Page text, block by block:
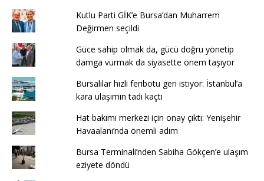
Kutlu Parti GİK’e Bursa’dan Muharrem
Değirmen seçildi
Güce sahip olmak da, gücü doğru yönetip
damga vurmak da siyasette önem taşıyor
Bursalılar hızlı feribotu geri istiyor: İstanbul’a
kara ulaşımın tadı kaçtı
Hat bakımı merkezi için onay çıktı: Yenişehir
Havaalanı’nda önemli adım
Bursa Terminali’nden Sabiha Gökçen’e ulaşım
eziyete döndü